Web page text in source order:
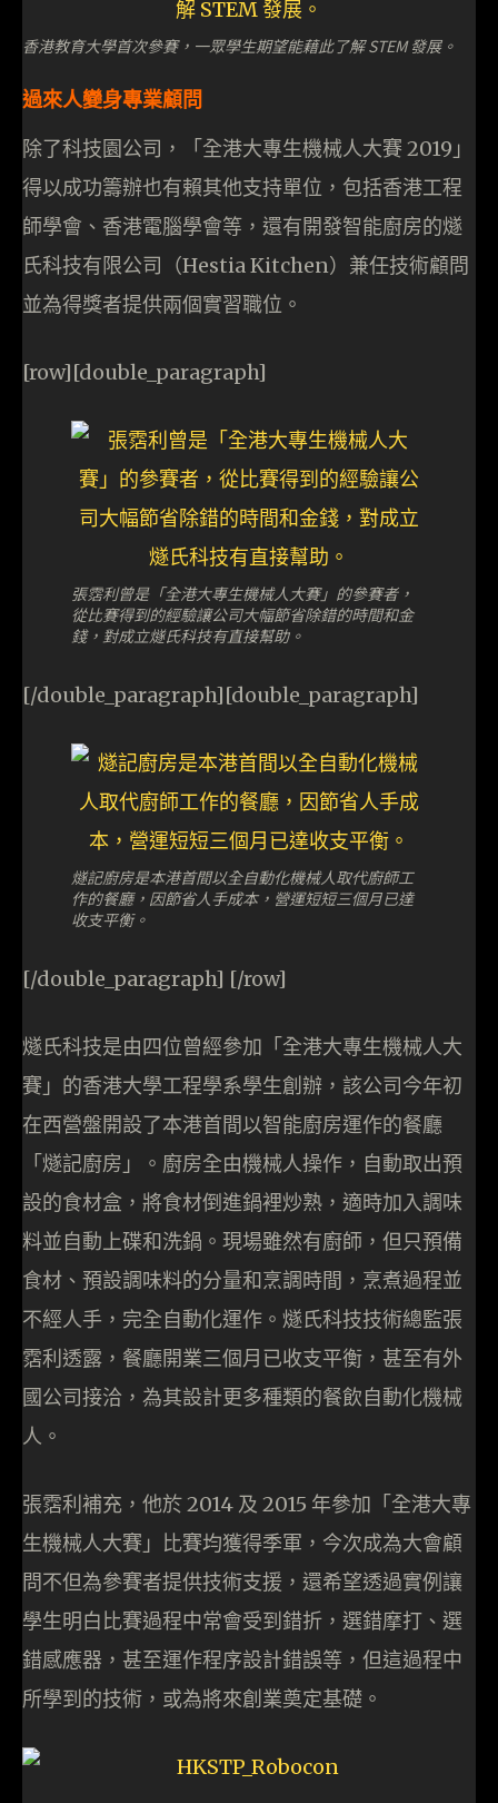
香港教育大學首次參賽，一眾學生期望能藉此了解 STEM 發展。
過來人變身專業顧問
除了科技園公司，「全港大專生機械人大賽 2019」
得以成功籌辦也有賴其他支持單位，包括香港工程
師學會、香港電腦學會等，還有開發智能廚房的燧
氏科技有限公司（Hestia Kitchen）兼任技術顧問
並為得獎者提供兩個實習職位。
[row][double_paragraph]
張霑利曾是「全港大專生機械人大賽」的參賽者，
從比賽得到的經驗讓公司大幅節省除錯的時間和金
錢，對成立燧氏科技有直接幫助。
[/double_paragraph][double_paragraph]
燧記廚房是本港首間以全自動化機械人取代廚師工
作的餐廳，因節省人手成本，營運短短三個月已達
收支平衡。
[/double_paragraph] [/row]
燧氏科技是由四位曾經參加「全港大專生機械人大
賽」的香港大學工程學系學生創辦，該公司今年初
在西營盤開設了本港首間以智能廚房運作的餐廳
「燧記廚房」。廚房全由機械人操作，自動取出預
設的食材盒，將食材倒進鍋裡炒熟，適時加入調味
料並自動上碟和洗鍋。現場雖然有廚師，但只預備
食材、預設調味料的分量和烹調時間，烹煮過程並
不經人手，完全自動化運作。燧氏科技技術總監張
霑利透露，餐廳開業三個月已收支平衡，甚至有外
國公司接洽，為其設計更多種類的餐飲自動化機械
人。
張霑利補充，他於 2014 及 2015 年參加「全港大專
生機械人大賽」比賽均獲得季軍，今次成為大會顧
問不但為參賽者提供技術支援，還希望透過實例讓
學生明白比賽過程中常會受到錯折，選錯摩打、選
錯感應器，甚至運作程序設計錯誤等，但這過程中
所學到的技術，或為將來創業奠定基礎。